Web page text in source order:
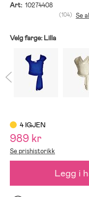
Art: 10274408
(104) Se
Velg farge: Lilla
4 IGJEN
989 kr
Se prishistorikk
Legg i